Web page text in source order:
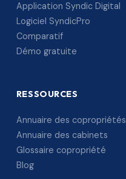
Application Syndic Digital
Logiciel SyndicPro
Comparatif
Démo gratuite
RESSOURCES
Annuaire des copropriétés
Annuaire des cabinets
Glossaire copropriété
Blog